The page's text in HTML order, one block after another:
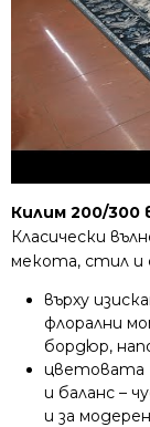
Килим 200/300
Класически
мекота, стил и
върху
флорални
бордюр,
цветовата
и баланс –
и за